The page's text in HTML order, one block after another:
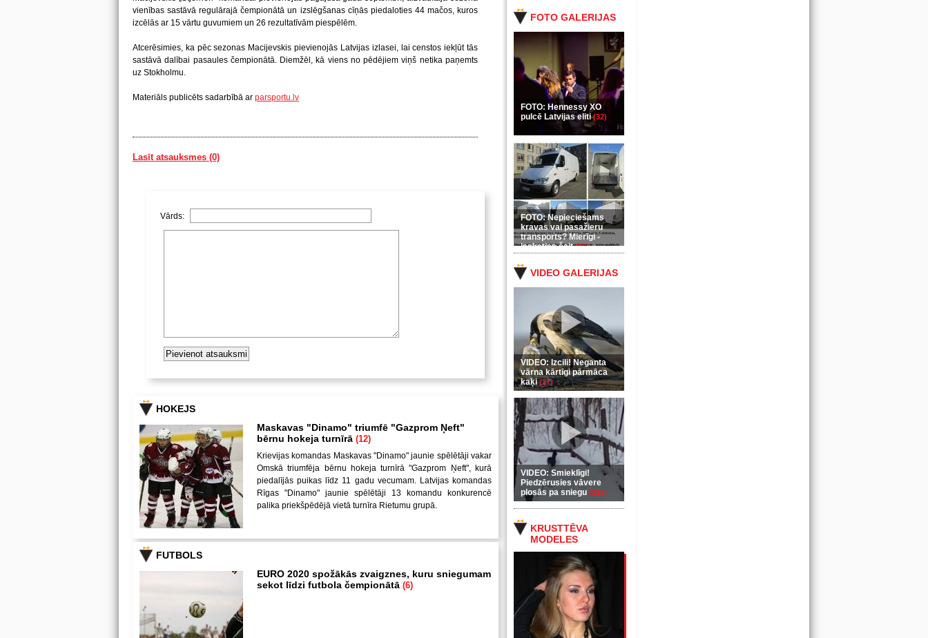
FOTO GALERIJAS
FOTO: Hennessy XO
pulcē Latvijas eliti(32)
FOTO: Nepieciešams
kravas vai pasažieru
transports? Mierīgi -
ieskaties šeit(35)
VIDEO GALERIJAS
VIDEO: Izcili! Neganta
vārna kārtīgi pārmāca
kaķi(37)
VIDEO: Smieklīgi!
Piedzērusies vāvere
plosās pa sniegu (255)
KRUSTTĒVA
MODELES
vienības sastāvā regulārajā čempionātā un izslēgšanas cīņās piedaloties 44 mačos, kuros
izcēlās ar 15 vārtu guvumiem un 26 rezultatīvām piespēlēm.
Atcerēsimies, ka pēc sezonas Macijevskis pievienojās Latvijas izlasei, lai censtos iekļūt tās
sastāvā dalībai pasaules čempionātā. Diemžēl, kā viens no pēdējiem viņš netika paņemts
uz Stokholmu.
Materiāls publicēts sadarbībā ar parsportu.lv
Lasīt atsauksmes (0)
Vārds:
HOKEJS
Maskavas "Dinamo" triumfē "Gazprom Ņeft"
bērnu hokeja turnīrā (12)
Krievijas komandas Maskavas "Dinamo" jaunie spēlētāji vakar
Omskā triumfēja bērnu hokeja turnīrā "Gazprom Ņeft", kurā
piedalījās puikas līdz 11 gadu vecumam. Latvijas komandas
Rīgas "Dinamo" jaunie spēlētāji 13 komandu konkurencē
palika priekšpēdējā vietā turnīra Rietumu grupā.
FUTBOLS
EURO 2020 spožākās zvaigznes, kuru sniegumam
sekot līdzi futbola čempionātā (6)